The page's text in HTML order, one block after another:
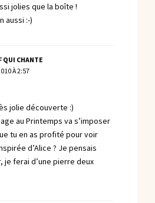
jolies que la boîte !
aussi :-)
QUI CHANTE
À 2:57
jolie découverte :)
au Printemps va s’imposer
tu en as profité pour voir
d’Alice ? Je pensais
je ferai d’une pierre deux